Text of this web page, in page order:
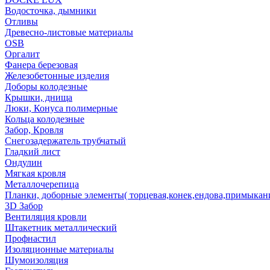
Водосточка, дымники
Отливы
Древесно-листовые материалы
OSB
Оргалит
Фанера березовая
Железобетонные изделия
Доборы колодезные
Крышки, днища
Люки, Конуса полимерные
Кольца колодезные
Забор, Кровля
Снегозадержатель трубчатый
Гладкий лист
Ондулин
Мягкая кровля
Металлочерепица
Планки, доборные элементы(
3D Забор
Вентиляция кровли
Штакетник металлический
Профнастил
Изоляционные материалы
Шумоизоляция